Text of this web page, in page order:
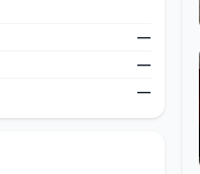
—
—
—